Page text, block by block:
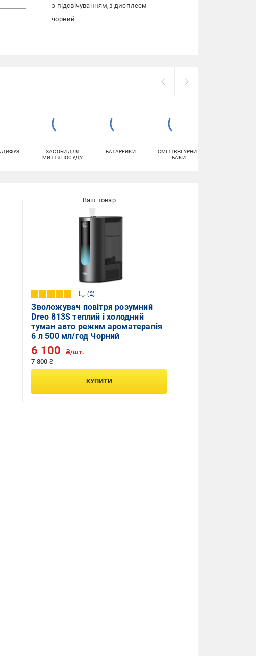
з підсвічуванням з дисплеєм
чорний
ЗАСОБИ ДЛЯ
МИТТЯ ПОСУДУ
БАТАРЕЙКИ
СМІТТЄВІ УРНИ І
БАКИ
2
Зволожувач повітря розумний
Dreo 813S теплий і холодний
туман авто режим ароматерапія
6 л 500 мл/год Чорний
7 800 ₴
6 100 ₴/шт.
КУПИТИ